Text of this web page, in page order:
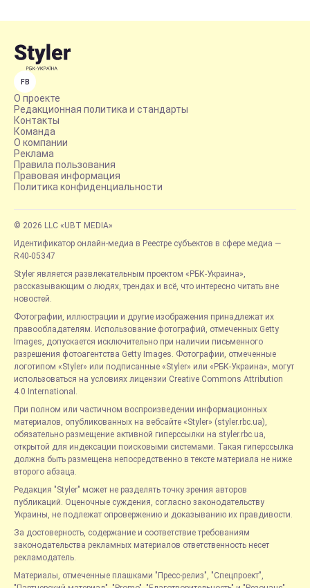
FB
О проекте
Редакционная политика и стандарты
Контакты
Команда
О компании
Реклама
Правила пользования
Правовая информация
Политика конфиденциальности
© 2026 LLC «UBT MEDIA»
Идентификатор онлайн-медиа в Реестре субъектов в сфере медиа —
R40-05347
Styler является развлекательным проектом «РБК-Украина»,
рассказывающим о людях, трендах и всё, что интересно читать вне
новостей.
Фотографии, иллюстрации и другие изображения принадлежат их
правообладателям. Использование фотографий, отмеченных Getty
Images, допускается исключительно при наличии письменного
разрешения фотоагентства Getty Images. Фотографии, отмеченные
логотипом «Styler» или подписанные «Styler» или «РБК-Украина», могут
использоваться на условиях лицензии Creative Commons Attribution
4.0 International.
При полном или частичном воспроизведении информационных
материалов, опубликованных на вебсайте «Styler» (styler.rbc.ua),
обязательно размещение активной гиперссылки на styler.rbc.ua,
открытой для индексации поисковыми системами. Такая гиперссылка
должна быть размещена непосредственно в тексте материала не ниже
второго абзаца.
Редакция "Styler" может не разделять точку зрения авторов
публикаций. Оценочные суждения, согласно законодательству
Украины, не подлежат опровержению и доказыванию их правдивости.
За достоверность, содержание и соответствие требованиям
законодательства рекламных материалов ответственность несет
рекламодатель.
Материалы, отмеченные плашками "Пресс-релиз", "Спецпроект",